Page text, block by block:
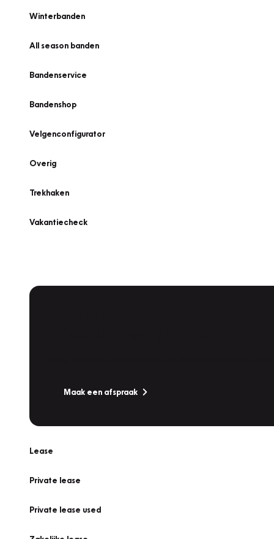
Winterbanden
All season banden
Bandenservice
Bandenshop
Velgenconfigurator
Overig
Trekhaken
Vakantiecheck
Maak een afspraak
Lease
Private lease
Private lease used